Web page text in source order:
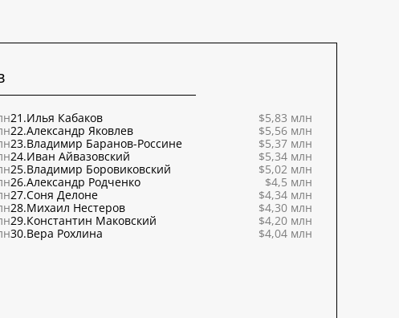
21.Илья Кабаков
$5,83 млн
22.Александр Яковлев
$5,56 млн
23.Владимир Баранов-Россине
$5,37 млн
24.Иван Айвазовский
$5,34 млн
25.Владимир Боровиковский
$5,02 млн
26.Александр Родченко
$4,5 млн
27.Соня Делоне
$4,34 млн
28.Михаил Нестеров
$4,30 млн
29.Константин Маковский
$4,20 млн
30.Вера Рохлина $4,04 млн